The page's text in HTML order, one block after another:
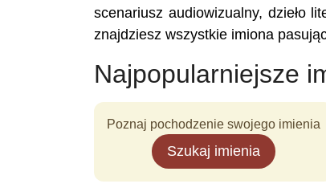
scenariusz audiowizualny, dzieło
znajdziesz wszystkie imiona
Najpopularniejsze
Poznaj pochodzenie swojego imienia
Szukaj imienia